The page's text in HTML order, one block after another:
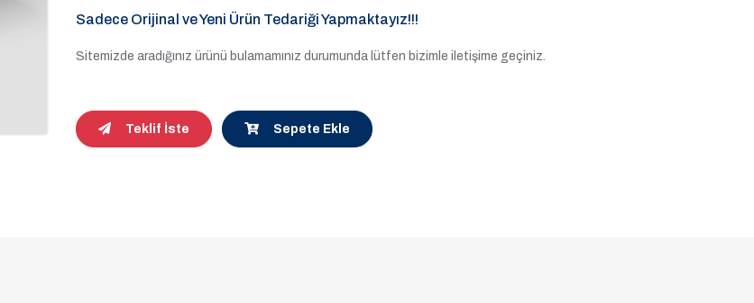
Sadece Orijinal ve Yeni Ürün Tedariği Yapmaktayız!!!
Sitemizde aradığınız ürünü bulamamınız durumunda lütfen bizimle iletişime geçiniz.
Teklif İste Sepete Ekle